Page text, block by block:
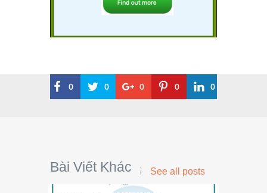
0 0 0 0 0
Bài Viết Khác See all posts